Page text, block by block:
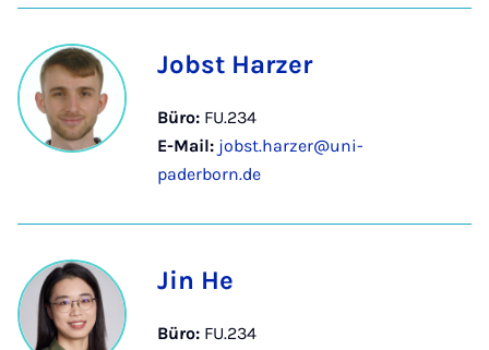
Jobst Harzer
Büro: FU.234
E-Mail: jobst.harzer@uni-
paderborn.de
Jin He
Büro: FU.234